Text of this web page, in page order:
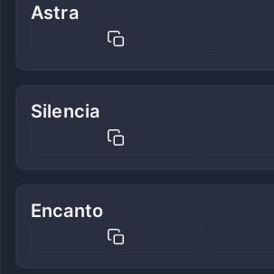
Astra
Silencia
Encanto